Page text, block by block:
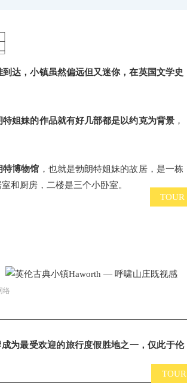
达，小镇虽然偏远但又迷你，在英国文学史
姐妹的作品就有好几部都是以约克为背景，
特博物馆 ，也就是勃朗特姐妹的故居，是一栋
和厨房，二楼是三个小卧室。
TOUR
络
为最受欢迎的旅行度假胜地之一，仅此于伦
TOUR